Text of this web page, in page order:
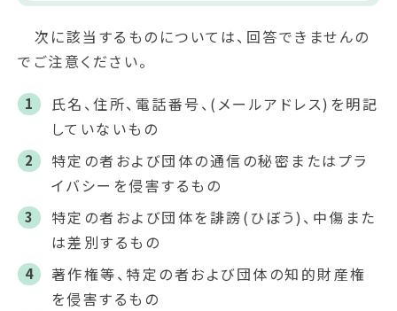
次に該当するものについては、回答できませんの
でご注意ください。
氏名、住所、電話番号、(メールアドレス)を明記
していないもの
特定の者および団体の通信の秘密またはプラ
イバシーを侵害するもの
特定の者および団体を誹謗(ひぼう)、中傷また
は差別するもの
著作権等、特定の者および団体の知的財産権
を侵害するもの